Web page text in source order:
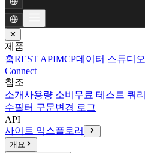
✕
제품
홈REST APIMCP데이터 스튜디오
Connect
참조
소개사용량 소비 무료 테스트 쿼리
수필터 구문변경 로그
API
사이트 익스플로러
개요